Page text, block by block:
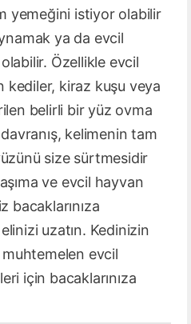
yemeğini istiyor olabilir
ya da evcil
Özellikle evcil
kediler, kiraz kuşu veya
belirli bir yüz ovma
kelimenin tam
size sürtmesidir
ve evcil hayvan
bacaklarınıza
uzatın. Kedinizin
muhtemelen evcil
için bacaklarınıza